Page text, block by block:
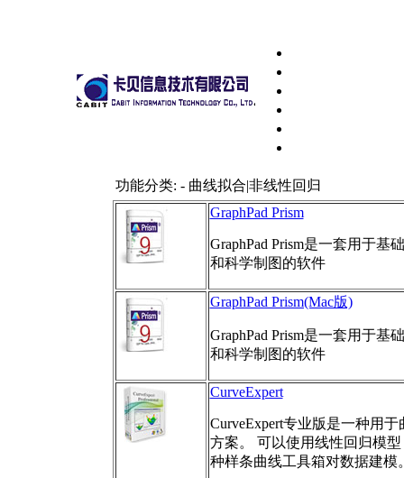
功能分类: - 曲线拟合|非线性回归
GraphPad Prism
GraphPad Prism是一套用于基
和科学制图的软件
GraphPad Prism(Mac版)
GraphPad Prism是一套用于基
和科学制图的软件
CurveExpert
CurveExpert专业版是一种用
方案。 可以使用线性回归模
种样条曲线工具箱对数据建模